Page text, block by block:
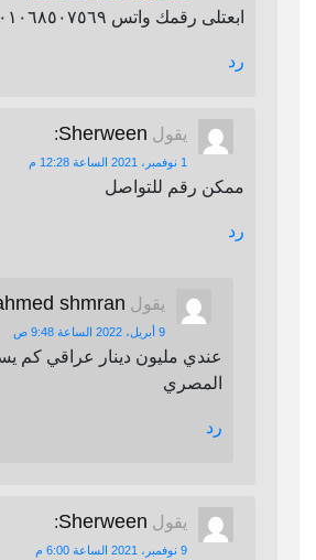
ابعتلى رقمك واتس ٠١٠٦٨٥٠٧٥٦٩
رد
يقول Sherween
:
1 نوفمبر، 2021 الساعة 12:28 م
ممكن رقم للتواصل
رد
يقول shmran
9 أبريل، 2022 الساعة 9:48 ص
عندي مليون دينار عراقي كم
المصري
رد
يقول Sherween
:
9 نوفمبر، 2021 الساعة 6:00 م